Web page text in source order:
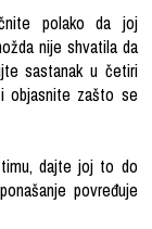
polako da joj
nije shvatila da
sastanak u četiri
objasnite zašto se
dajte joj to do
povređuje